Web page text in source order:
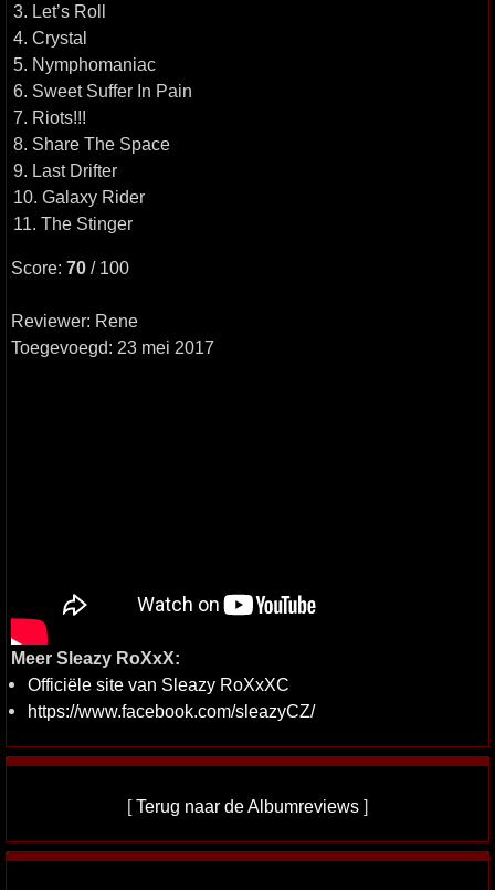
3. Let’s Roll
4. Crystal
5. Nymphomaniac
6. Sweet Suffer In Pain
7. Riots!!!
8. Share The Space
9. Last Drifter
10. Galaxy Rider
11. The Stinger
Score: 70 / 100
Reviewer: Rene
Toegevoegd: 23 mei 2017
Meer Sleazy RoXxX:
Officiële site van Sleazy RoXxXC
https://www.facebook.com/sleazyCZ/
[Terug naar de Albumreviews ]